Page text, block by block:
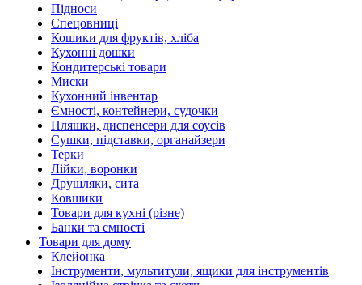
Підноси
Спецовниці
Кошики для фруктів, хліба
Кухонні дошки
Кондитерські товари
Миски
Кухонний інвентар
Ємності, контейнери, судочки
Пляшки, диспенсери для соусів
Сушки, підставки, органайзери
Терки
Лійки, воронки
Друшляки, сита
Ковшики
Товари для кухні (різне)
Банки та ємності
Товари для дому
Клейонка
Інструменти, мультитули, ящики для інструментів